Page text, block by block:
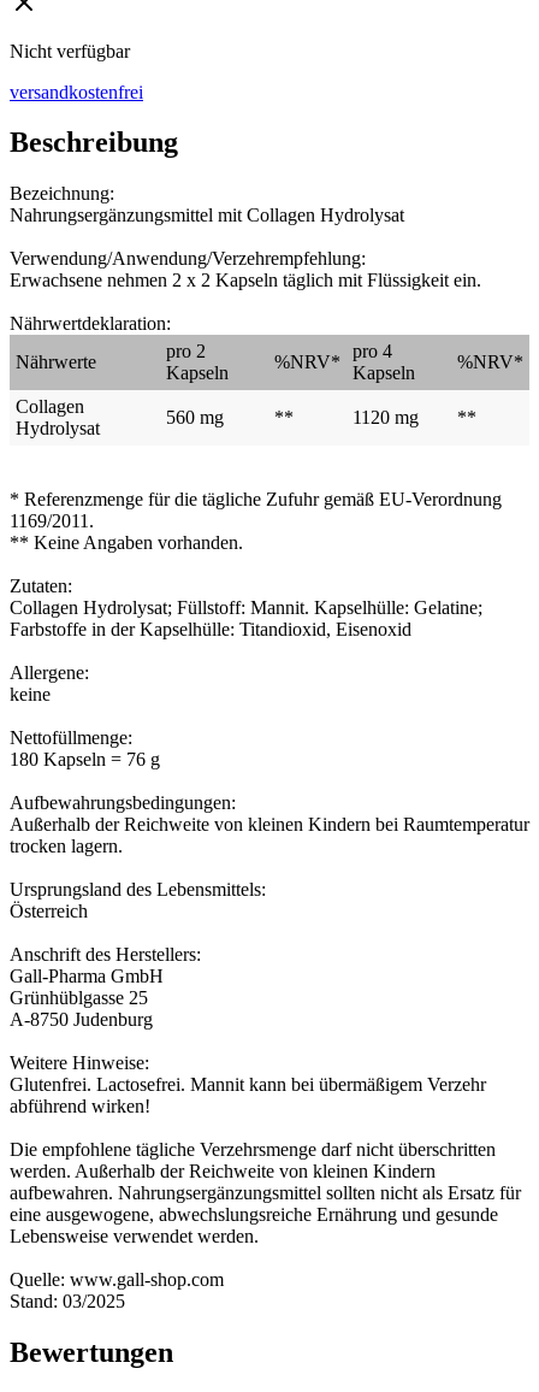
Nicht verfügbar
versandkostenfrei
Beschreibung
Bezeichnung:
Nahrungsergänzungsmittel mit Collagen Hydrolysat
Verwendung/Anwendung/Verzehrempfehlung:
Erwachsene nehmen 2 x 2 Kapseln täglich mit Flüssigkeit ein.
Nährwertdeklaration:
Nährwerte
pro 2
Kapseln
%NRV*
pro 4
Kapseln
%NRV*
Collagen
Hydrolysat
560 mg ** 1120 mg **
* Referenzmenge für die tägliche Zufuhr gemäß EU-Verordnung
1169/2011.
** Keine Angaben vorhanden.
Zutaten:
Collagen Hydrolysat; Füllstoff: Mannit. Kapselhülle: Gelatine;
Farbstoffe in der Kapselhülle: Titandioxid, Eisenoxid
Allergene:
keine
Nettofüllmenge:
180 Kapseln = 76 g
Aufbewahrungsbedingungen:
Außerhalb der Reichweite von kleinen Kindern bei Raumtemperatur
trocken lagern.
Ursprungsland des Lebensmittels:
Österreich
Anschrift des Herstellers:
Gall-Pharma GmbH
Grünhüblgasse 25
A-8750 Judenburg
Weitere Hinweise:
Glutenfrei. Lactosefrei. Mannit kann bei übermäßigem Verzehr
abführend wirken!
Die empfohlene tägliche Verzehrsmenge darf nicht überschritten
werden. Außerhalb der Reichweite von kleinen Kindern
aufbewahren. Nahrungsergänzungsmittel sollten nicht als Ersatz für
eine ausgewogene, abwechslungsreiche Ernährung und gesunde
Lebensweise verwendet werden.
Quelle: www.gall-shop.com
Stand: 03/2025
Bewertungen